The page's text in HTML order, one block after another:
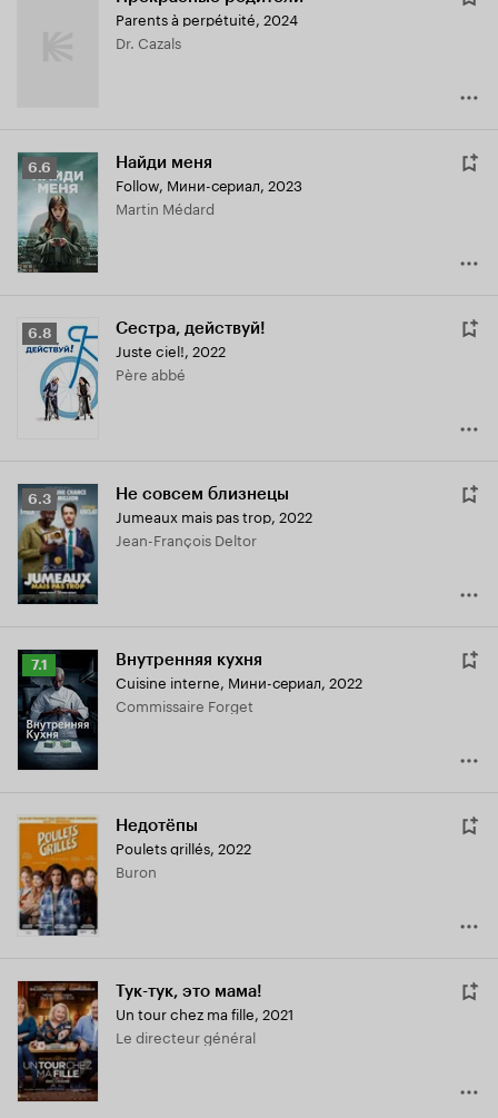
Parents à perpétuité, 2024
Dr. Cazals
Рейтинг
Кинопоиска
6.6
6.6 Найди меня
Follow, Мини-сериал, 2023
Martin Médard
Рейтинг
Кинопоиска
6.8
6.8 Сестра, действуй!
Juste ciel!, 2022
Père abbé
Рейтинг
Кинопоиска
6.3
6.3 Не совсем близнецы
Jumeaux mais pas trop, 2022
Jean-François Deltor
Рейтинг
Кинопоиска
7.1
7.1 Внутренняя кухня
Cuisine interne, Мини-сериал, 2022
Commissaire Forget
Недотёпы
Poulets grillés, 2022
Buron
Тук-тук, это мама!
Un tour chez ma fille, 2021
Le directeur général